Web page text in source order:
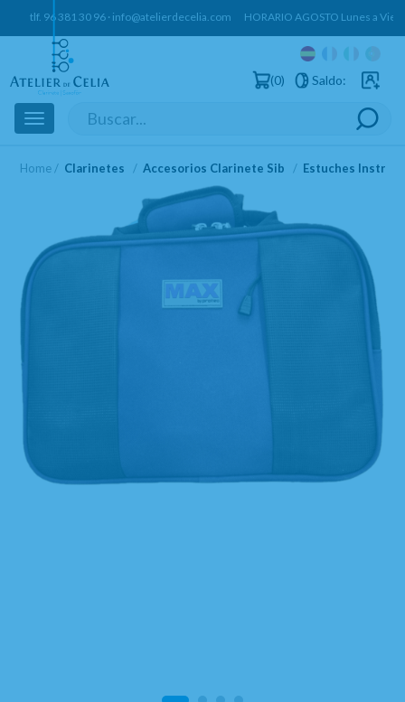
tlf. 96 381 30 96 · info@atelierdecelia.com HORARIO AGOSTO Lunes a
0 Saldo:
Toggle
navigation
Home Clarinetes Accesorios Clarinete Sib Estuches